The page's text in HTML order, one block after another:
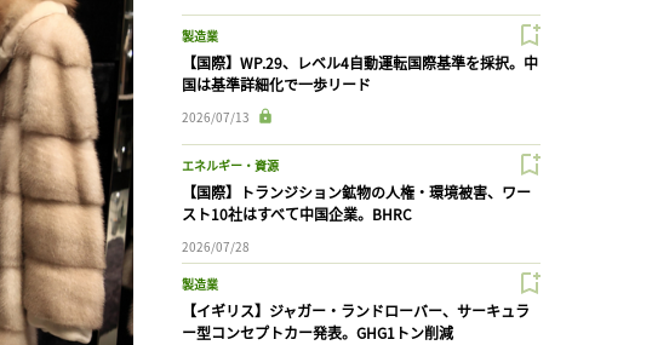
製造業
【国際】WP.29、レベル4自動運転国際基準を採択。中
国は基準詳細化で一歩リード
2026/07/13
エネルギー・資源
【国際】トランジション鉱物の人権・環境被害、ワー
スト10社はすべて中国企業。BHRC
2026/07/28
製造業
【イギリス】ジャガー・ランドローバー、サーキュラ
ー型コンセプトカー発表。GHG1トン削減